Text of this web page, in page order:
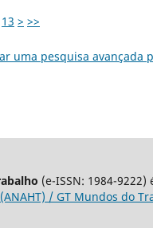
13 > >>
uma pesquisa avançada
(e-ISSN: 1984-
/ GT Mundos do